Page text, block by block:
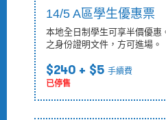
14/5 A區學生優惠票
本地全日制學生可享半價優
之身份證明文件，方可進場。
$240 + $5 手續費
已停售